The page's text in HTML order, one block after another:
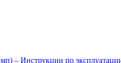
– Инструкции по